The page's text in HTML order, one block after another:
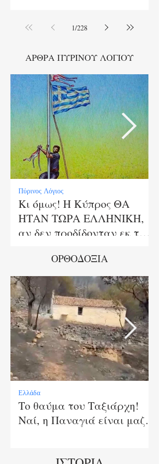
1/228
ΑΡΘΡΑ ΠΥΡΙΝΟΥ ΛΟΓΙΟΥ
Κι όμως! Η Κύπρος ΘΑ
ΗΤΑΝ ΤΩΡΑ ΕΛΛΗΝΙΚΗ,
αν δεν προδίδονταν εκ των
Πύρινος Λόγιος
ΟΡΘΟΔΟΞΙΑ
Το θαύμα του Ταξιάρχη!
Ναί, η Παναγιά είναι μαζί
Ελλάδα